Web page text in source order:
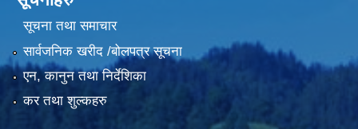
सूचना तथा समाचार
सार्वजनिक खरीद /बोलपत्र सूचना
एन, कानुन तथा निर्देशिका
कर तथा शुल्कहरु